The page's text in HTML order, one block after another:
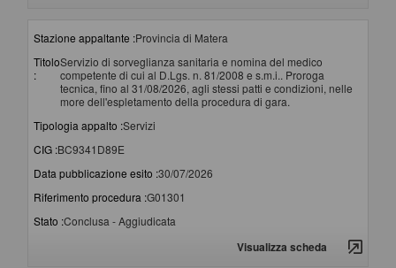
Stazione appaltante :Provincia di Matera
Titolo
:
Servizio di sorveglianza sanitaria e nomina del medico
competente di cui al D.Lgs. n. 81/2008 e s.m.i.. Proroga
tecnica, fino al 31/08/2026, agli stessi patti e condizioni, nelle
more dell'espletamento della procedura di gara.
Tipologia appalto :Servizi
CIG :BC9341D89E
Data pubblicazione esito :30/07/2026
Riferimento procedura :G01301
Stato :Conclusa - Aggiudicata
Visualizza scheda